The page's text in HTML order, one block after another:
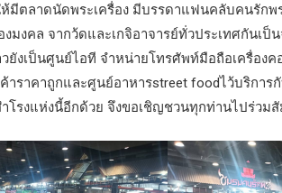
มีตลาดนัดพระเครื่อง มีบรรดาแฟนคลับคนรักพ
งมงคล จากว้ดและเกจิอาจารย์ทั่วประเทศกันเ
วยังเป็นศูนย์ไอที จำหน่ายโทรศัพท์มือถือเครื่อ
าราคาถูกและศูนย์อาหารstreet foodไว้บริกา
ำโรงแห่งนี้อีกด้วย จึงขอเชิญชวนทุกท่านไปร่ว